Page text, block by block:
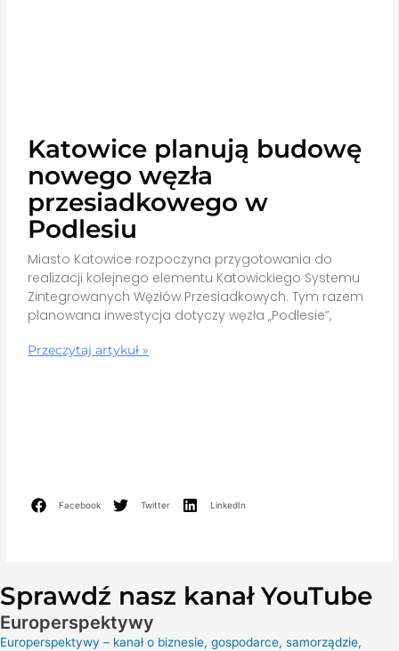
Katowice planują budowę
nowego węzła
przesiadkowego w
Podlesiu
Miasto Katowice rozpoczyna przygotowania do
realizacji kolejnego elementu Katowickiego Systemu
Zintegrowanych Węzłów Przesiadkowych. Tym razem
planowana inwestycja dotyczy węzła „Podlesie”,
Przeczytaj artykuł »
Facebook Twitter LinkedIn
Sprawdź nasz kanał YouTube
Europerspektywy
Europerspektywy – kanał o biznesie, gospodarce, samorządzie,